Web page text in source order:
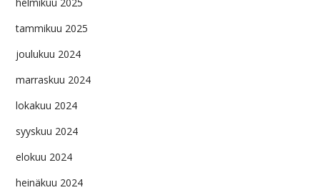
tammikuu 2025
joulukuu 2024
marraskuu 2024
lokakuu 2024
syyskuu 2024
elokuu 2024
heinäkuu 2024